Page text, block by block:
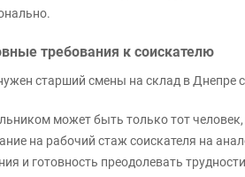
требования к соискателю
старший смены на склад в Днепре
может быть только тот
на рабочий стаж соискателя на
и готовность преодолевать